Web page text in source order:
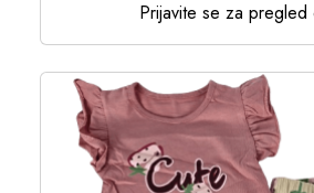
Prijavite se za pregled